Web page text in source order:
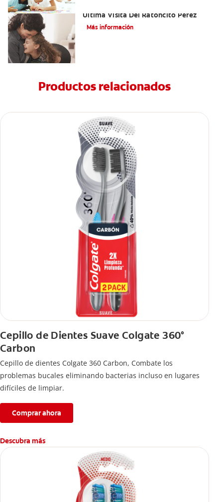
Última Visita Del Ratoncito Pérez
Más información
Productos relacionados
Cepillo de Dientes Suave Colgate 360°
Carbon
Cepillo de dientes Colgate 360 ​​Carbon, Combate los
problemas bucales eliminando bacterias incluso en lugares
difíciles de limpiar.
Comprar ahora
Descubra más